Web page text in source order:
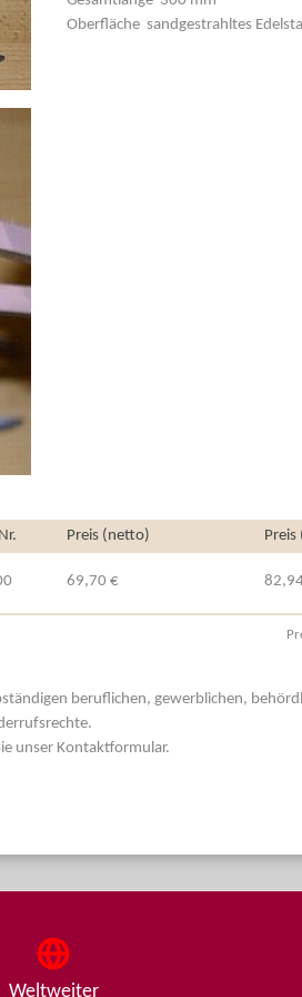
Oberfläche sandgestrahltes
Preis (netto)
69,70 €
beruflichen, gewerblichen,
unser Kontaktformular.
Weltweiter